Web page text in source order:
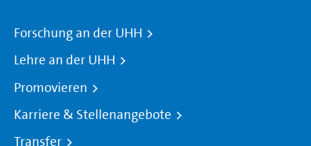
Forschung an der UHH
Lehre an der UHH
Promovieren
Karriere & Stellenangebote
Transfer